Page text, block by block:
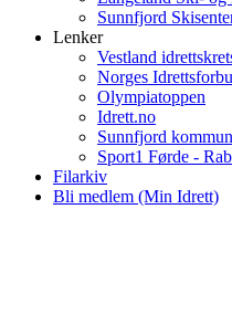
Sunnfjord
Lenker
Vestland
Norges
Olympiatoppen
Idrett.no
Sunnfjord
Sport1 Førde -
Filarkiv
Bli medlem (Min Idrett)